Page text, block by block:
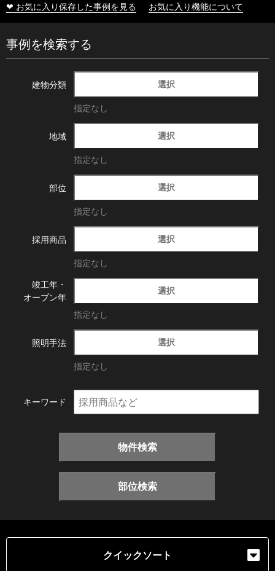
❤ お気に入り保存した事例を見る お気に入り機能について
事例を検索する
建物分類 選択
指定なし
地域 選択
指定なし
部位 選択
指定なし
採用商品 選択
指定なし
竣工年・
オープン年
選択
指定なし
照明手法 選択
指定なし
キーワード
物件検索
部位検索
クイックソート